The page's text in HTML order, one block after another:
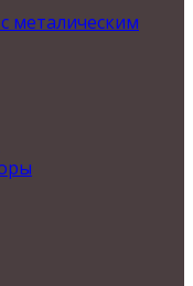
металическим